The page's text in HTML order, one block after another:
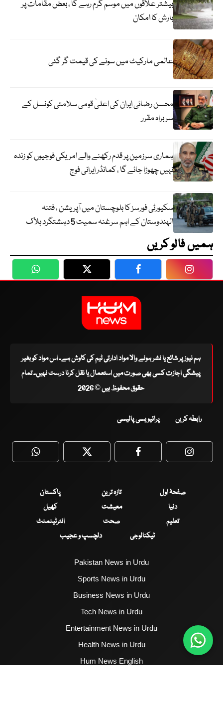
بیشتر علاقوں میں موسم گرم رہے گا ، بعض مقامات پر
بارش کا امکان
عالمی مارکیٹ میں سونے کی قیمت گر گئی
محسن رضائی ایران کی اعلیٰ قومی سلامتی کونسل کے
سربراہ مقرر
ہماری سرزمین پر قدم رکھنے والے امریکی فوجیوں کو زندہ
نہیں چھوڑا جائے گا ، کمانڈر ایرانی فوج
سکیورٹی فورسز کا بلوچستان میں آپریشن ، فتنہ
الہندوستان کے اہم سرغنہ سمیت 5 دہشتگرد ہلاک
ہمیں فالو کریں
WhatsApp Twitter Facebook
ہم نیوز پر شائع یا نشر ہونے والا مواد ادارتی ٹیم کی کاوش ہے۔ اس مواد کو بغیر
پیشگی اجازت کسی بھی صورت میں استعمال یا نقل کرنا درست نہیں۔ تمام
حقوق محفوظ ہیں © 2026
رابطہ کریں پرائیویسی پالیسی
WhatsApp Twitter Facebook
صفحۂ اول تازہ ترین
پاکستان
دنیا
معیشت
کھیل
تعلیم
صحت
انٹرٹینمنٹ
ٹیکنالوجی
دلچسپ و عجیب
Pakistan News in Urdu
Sports News in Urdu
Business News in Urdu
Tech News in Urdu
Entertainment News in Urdu
Health News in Urdu
Hum News English